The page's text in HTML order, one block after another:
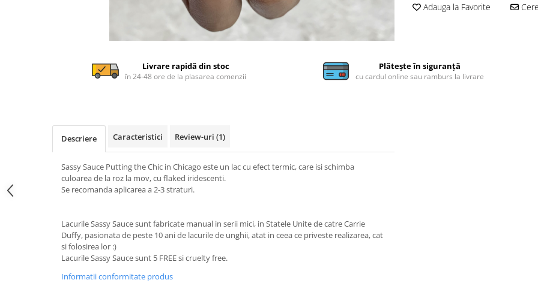
Adauga la Favorite
Livrare rapidă din stoc
în 24-48 ore de la plasarea comenzii
Plătește în siguranță
cu cardul online sau ramburs la livrare
Descriere Caracteristici Review-uri (1)
Sassy Sauce Putting the Chic in Chicago este un lac cu efect termic, care isi schimba
culoarea de la roz la mov, cu flaked iridescenti.
Se recomanda aplicarea a 2-3 straturi.
Lacurile Sassy Sauce sunt fabricate manual in serii mici, in Statele Unite de catre Carrie
Duffy, pasionata de peste 10 ani de lacurile de unghii, atat in ceea ce priveste realizarea, cat
si folosirea lor :)
Lacurile Sassy Sauce sunt 5 FREE si cruelty free.
Informatii conformitate produs